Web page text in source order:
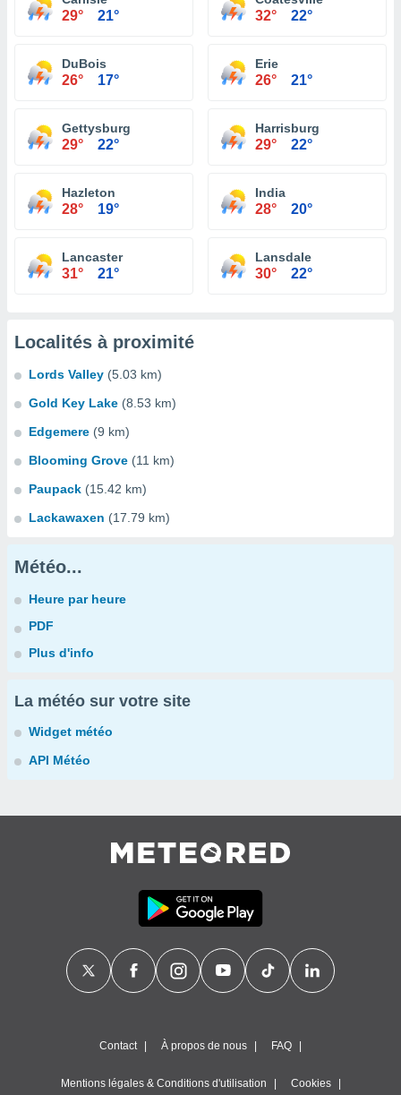
29° 21° 32° 22°
DuBois
26° 17°
Erie
26° 21°
Gettysburg
29° 22°
Harrisburg
29° 22°
Hazleton
28° 19°
India
28° 20°
Lancaster
31° 21°
Lansdale
30° 22°
Localités à proximité
Lords Valley (5.03 km)
Gold Key Lake (8.53 km)
Edgemere (9 km)
Blooming Grove (11 km)
Paupack (15.42 km)
Lackawaxen (17.79 km)
Météo...
Heure par heure
PDF
Plus d'info
La météo sur votre site
Widget météo
API Météo
Contact À propos de nous FAQ
Mentions légales & Conditions d'utilisation Cookies